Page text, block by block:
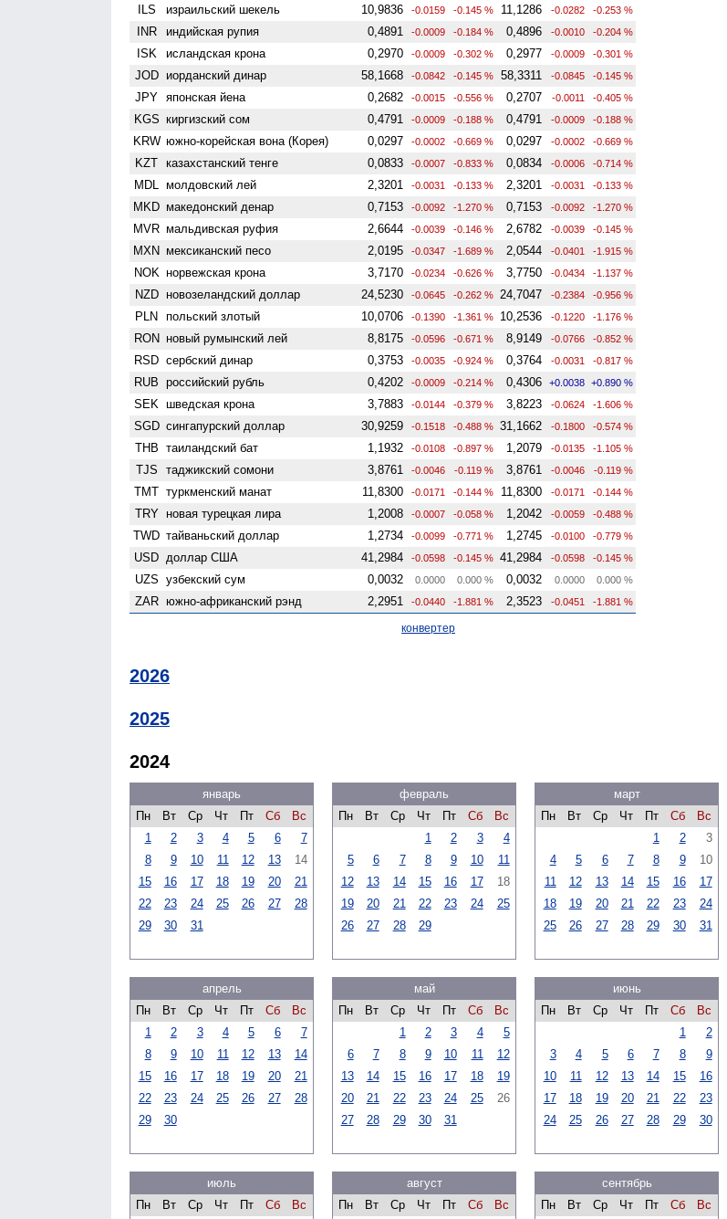
ILS израильский шекель 10,9836 -0.0159 -0.145 % 11,1286 -0.0282 -0.253 %
INR индийская рупия 0,4891 -0.0009 -0.184 % 0,4896 -0.0010 -0.204 %
ISK исландская крона 0,2970 -0.0009 -0.302 % 0,2977 -0.0009 -0.301 %
JOD иорданский динар 58,1668 -0.0842 -0.145 % 58,3311 -0.0845 -0.145 %
JPY японская йена 0,2682 -0.0015 -0.556 % 0,2707 -0.0011 -0.405 %
KGS киргизский сом 0,4791 -0.0009 -0.188 % 0,4791 -0.0009 -0.188 %
KRW южно-корейская вона (Корея) 0,0297 -0.0002 -0.669 % 0,0297 -0.0002 -0.669 %
KZT казахстанский тенге 0,0833 -0.0007 -0.833 % 0,0834 -0.0006 -0.714 %
MDL молдовский лей 2,3201 -0.0031 -0.133 % 2,3201 -0.0031 -0.133 %
MKD македонский денар 0,7153 -0.0092 -1.270 % 0,7153 -0.0092 -1.270 %
MVR мальдивская руфия 2,6644 -0.0039 -0.146 % 2,6782 -0.0039 -0.145 %
MXN мексиканский песо 2,0195 -0.0347 -1.689 % 2,0544 -0.0401 -1.915 %
NOK норвежская крона 3,7170 -0.0234 -0.626 % 3,7750 -0.0434 -1.137 %
NZD ново­зеландский доллар 24,5230 -0.0645 -0.262 % 24,7047 -0.2384 -0.956 %
PLN польский злотый 10,0706 -0.1390 -1.361 % 10,2536 -0.1220 -1.176 %
RON новый румынский лей 8,8175 -0.0596 -0.671 % 8,9149 -0.0766 -0.852 %
RSD сербский динар 0,3753 -0.0035 -0.924 % 0,3764 -0.0031 -0.817 %
RUB российский рубль 0,4202 -0.0009 -0.214 % 0,4306 +0.0038 +0.890 %
SEK шведская крона 3,7883 -0.0144 -0.379 % 3,8223 -0.0624 -1.606 %
SGD сингапурский доллар 30,9259 -0.1518 -0.488 % 31,1662 -0.1800 -0.574 %
THB таиландский бат 1,1932 -0.0108 -0.897 % 1,2079 -0.0135 -1.105 %
TJS таджикский сомони 3,8761 -0.0046 -0.119 % 3,8761 -0.0046 -0.119 %
TMT туркменский манат 11,8300 -0.0171 -0.144 % 11,8300 -0.0171 -0.144 %
TRY новая турецкая лира 1,2008 -0.0007 -0.058 % 1,2042 -0.0059 -0.488 %
TWD тайваньский доллар 1,2734 -0.0099 -0.771 % 1,2745 -0.0100 -0.779 %
USD доллар США 41,2984 -0.0598 -0.145 % 41,2984 -0.0598 -0.145 %
UZS узбекский сум 0,0032 0.0000 0.000 % 0,0032 0.0000 0.000 %
ZAR южно-африканский рэнд 2,2951 -0.0440 -1.881 % 2,3523 -0.0451 -1.881 %
конвертер
2026
2025
2024
январь
Пн
Вт Ср Чт Пт Сб
Вс
1
2 3 4 5 6
7
8
9 10 11 12 13
14
15
16 17 18 19 20
21
22
23 24 25 26 27
28
29
30 31
февраль
Пн
Вт Ср Чт Пт Сб
Вс
1
2 3
4
5
6 7 8 9 10
11
12
13 14 15 16 17
18
19
20 21 22 23 24
25
26
27 28 29
март
Пн
Вт Ср Чт Пт Сб
Вс
1
2
3
4
5 6 7 8 9
10
11
12 13 14 15 16
17
18
19 20 21 22 23
24
25
26 27 28 29 30 31
апрель
Пн
Вт Ср Чт Пт Сб
Вс
1
2 3 4 5 6
7
8
9 10 11 12 13
14
15
16 17 18 19 20
21
22
23 24 25 26 27
28
29
30
май
Пн
Вт Ср Чт Пт Сб
Вс
1
2 3 4
5
6
7 8 9 10 11
12
13
14 15 16 17 18
19
20
21 22 23 24 25
26
27
28 29 30 31
июнь
Пн
Вт Ср Чт Пт Сб
Вс
1
2
3
4 5 6 7 8
9
10
11 12 13 14 15
16
17
18 19 20 21 22
23
24
25 26 27 28 29 30
июль
Пн
Вт Ср Чт Пт Сб
Вс
август
Пн
Вт Ср Чт Пт Сб
Вс
сентябрь
Пн
Вт Ср Чт Пт Сб
Вс